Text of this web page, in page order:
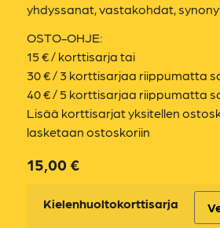
yhdyssanat, vastakohdat,
OSTO-OHJE:
15 € / korttisarja tai
30 € / 3 korttisarjaa riippumatta
40 € / 5 korttisarjaa riippumatta
Lisää korttisarjat yksitellen
lasketaan ostoskoriin
15,00€
Kielenhuoltokorttisarja